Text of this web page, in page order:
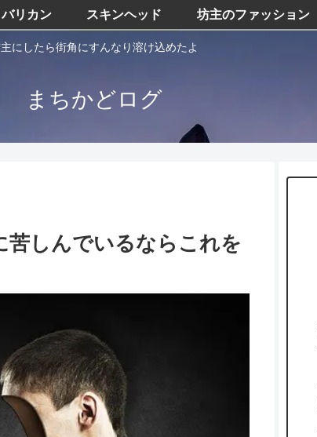
にしたら街角にすんなり溶け込めたよ
まちかどログ
バリカン スキンヘッド 坊主のファッション
苦しんでいるならこれを